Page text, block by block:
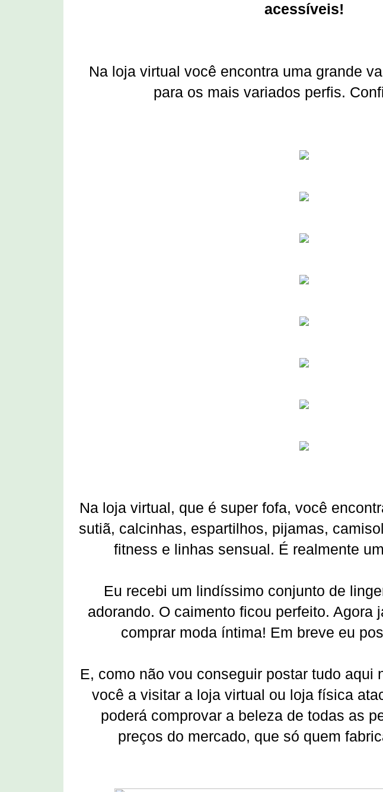
acessíveis!
Na loja virtual você encontra uma grande
para os mais variados perfis.
Na loja virtual, que é super fofa, você
sutiã, calcinhas, espartilhos, pijamas,
fitness e linhas sensual. É realmente
Eu recebi um lindíssimo conjunto de
adorando. O caimento ficou perfeito. Agora
comprar moda íntima! Em breve eu
E, como não vou conseguir postar tudo aqui
você a visitar a loja virtual ou loja física
poderá comprovar a beleza de todas as
preços do mercado, que só quem